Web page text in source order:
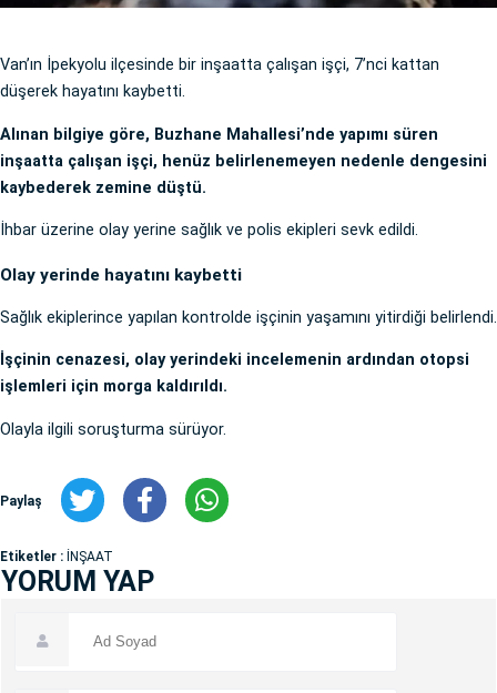
Van’ın İpekyolu ilçesinde bir inşaatta çalışan işçi, 7’nci kattan
düşerek hayatını kaybetti.
Alınan bilgiye göre, Buzhane Mahallesi’nde yapımı süren
inşaatta çalışan işçi, henüz belirlenemeyen nedenle dengesini
kaybederek zemine düştü.
İhbar üzerine olay yerine sağlık ve polis ekipleri sevk edildi.
Olay yerinde hayatını kaybetti
Sağlık ekiplerince yapılan kontrolde işçinin yaşamını yitirdiği belirlendi.
İşçinin cenazesi, olay yerindeki incelemenin ardından otopsi
işlemleri için morga kaldırıldı.
Olayla ilgili soruşturma sürüyor.
Paylaş
Etiketler : İNŞAAT
YORUM YAP